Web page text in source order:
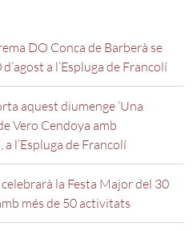
DO Conca de Barberà se
a l’Espluga de Francolí
aquest diumenge ‘Una
Vero Cendoya amb
l’Espluga de Francolí
celebrarà la Festa Major del 30
més de 50 activitats